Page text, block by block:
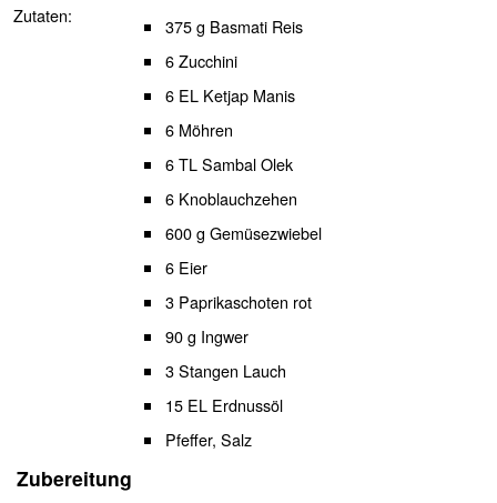
Zutaten:
375 g Basmati Reis
6 Zucchini
6 EL Ketjap Manis
6 Möhren
6 TL Sambal Olek
6 Knoblauchzehen
600 g Gemüsezwiebel
6 Eier
3 Paprikaschoten rot
90 g Ingwer
3 Stangen Lauch
15 EL Erdnussöl
Pfeffer, Salz
Zubereitung